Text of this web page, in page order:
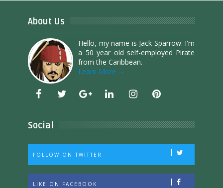
About Us
Hello, my name is Jack Sparrow. I'm
a 50 year old self-employed Pirate
from the Caribbean.
Learn More →
Social
FOLLOW ON TWITTER
LIKE ON FACEBOOK